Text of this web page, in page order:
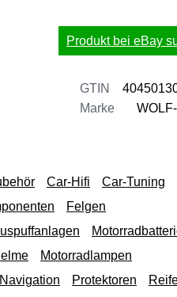
Produkt bei eBay
GTIN
Marke
Car-Hifi
Car-Tuning
Felgen
Motorradlampen
Navigation Protektoren